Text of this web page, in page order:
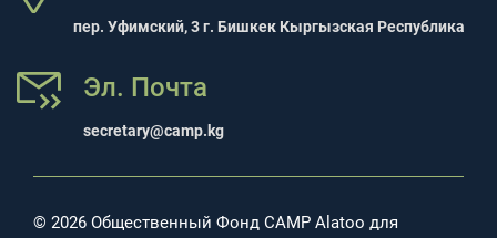
пер. Уфимский, 3 г. Бишкек Кыргызская Республика
Эл. Почта
secretary@camp.kg
© 2026 Общественный Фонд CAMP Alatoo для